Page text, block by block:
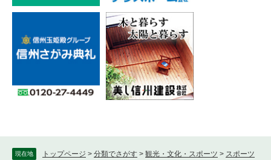
現在地 トップページ > 分類でさがす > 観光・文化・スポーツ > スポーツ